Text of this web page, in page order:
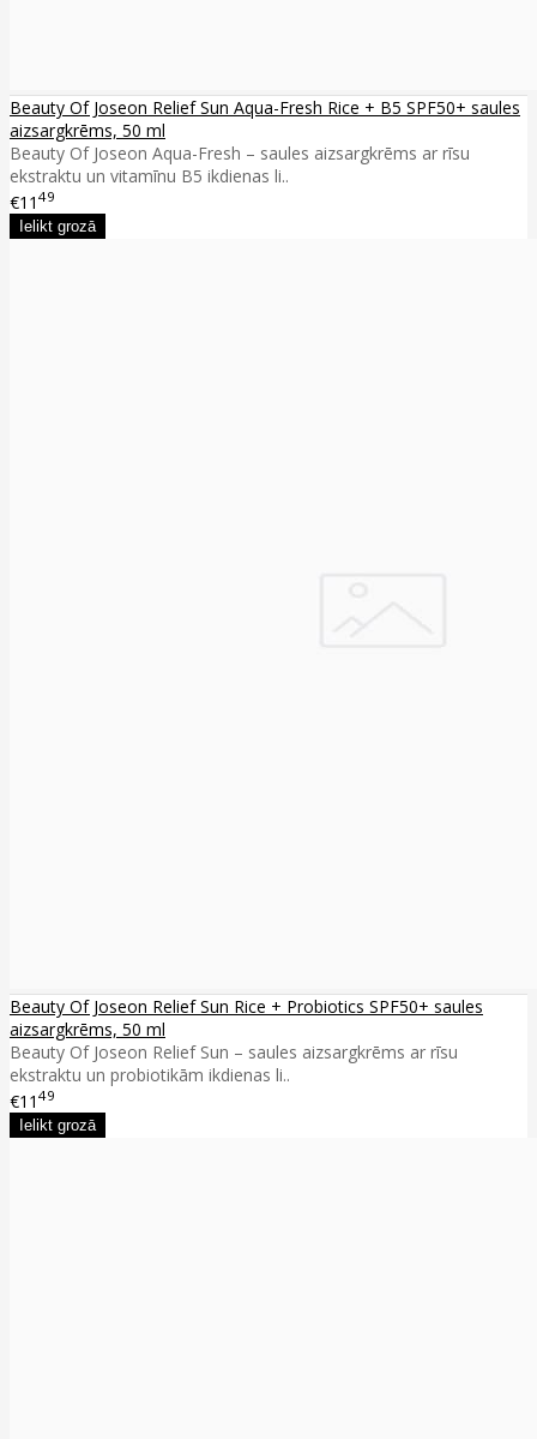
Beauty Of Joseon Relief Sun Aqua-Fresh Rice + B5 SPF50+ saules
aizsargkrēms, 50 ml
Beauty Of Joseon Aqua-Fresh – saules aizsargkrēms ar rīsu
ekstraktu un vitamīnu B5 ikdienas li..
€11 49
Beauty Of Joseon Relief Sun Rice + Probiotics SPF50+ saules
aizsargkrēms, 50 ml
Beauty Of Joseon Relief Sun – saules aizsargkrēms ar rīsu
ekstraktu un probiotikām ikdienas li..
€11 49